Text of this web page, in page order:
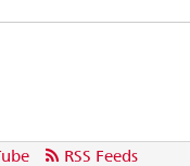
RSS Feeds